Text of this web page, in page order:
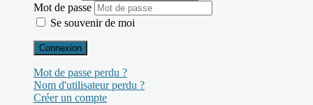
Mot de passe
Se souvenir de moi
Connexion
Mot de passe perdu ?
Nom d'utilisateur perdu ?
Créer un compte